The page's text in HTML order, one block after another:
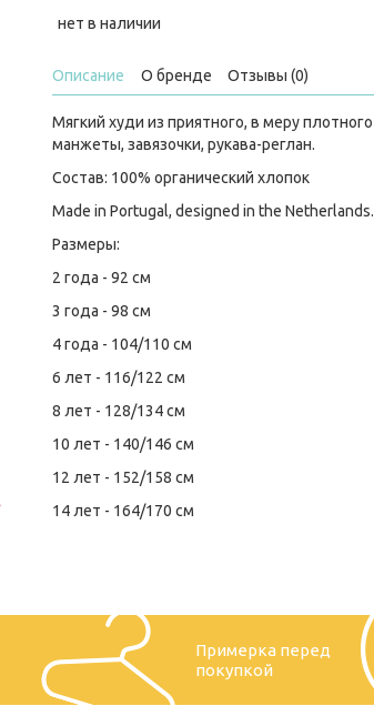
нет в наличии
Описание О бренде Отзывы (0)
Мягкий худи из приятного, в меру
манжеты, завязочки, рукава-реглан.
Состав: 100% органический хлопок
Made in Portugal, designed in the Netherlands.
Размеры:
2 года - 92 см
3 года - 98 см
4 года - 104/110 см
6 лет - 116/122 см
8 лет - 128/134 см
10 лет - 140/146 см
12 лет - 152/158 см
14 лет - 164/170 см
Примерка перед
покупкой